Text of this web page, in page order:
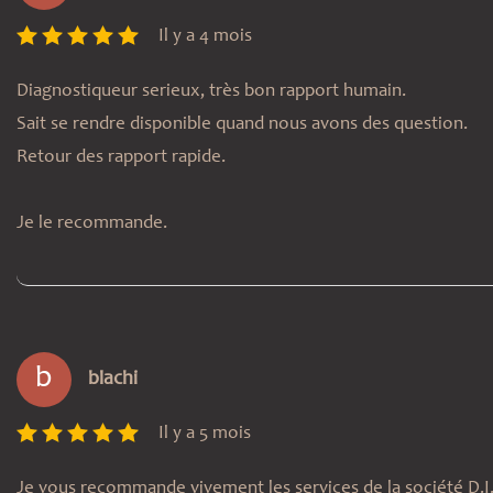
Il y a 4 mois
Diagnostiqueur serieux, très bon rapport humain.
Sait se rendre disponible quand nous avons des question.
Retour des rapport rapide.
Je le recommande.
b blachi
Il y a 5 mois
Je vous recommande vivement les services de la société